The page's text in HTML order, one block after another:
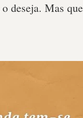
deseja. Mas que